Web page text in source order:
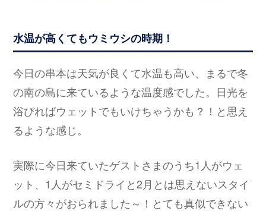
水温が高くてもウミウシの時期！
今日の串本は天気が良くて水温も高い、まるで冬
の南の島に来ているような温度感でした。日光を
浴びればウェットでもいけちゃうかも？！と思え
るような感じ。
実際に今日来ていたゲストさまのうち1人がウェ
ット、1人がセミドライと2月とは思えないスタイ
ルの方々がおられました～！とても真似できない